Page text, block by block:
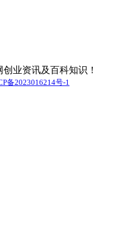
业资讯及百科知识！
备2023016214号-1